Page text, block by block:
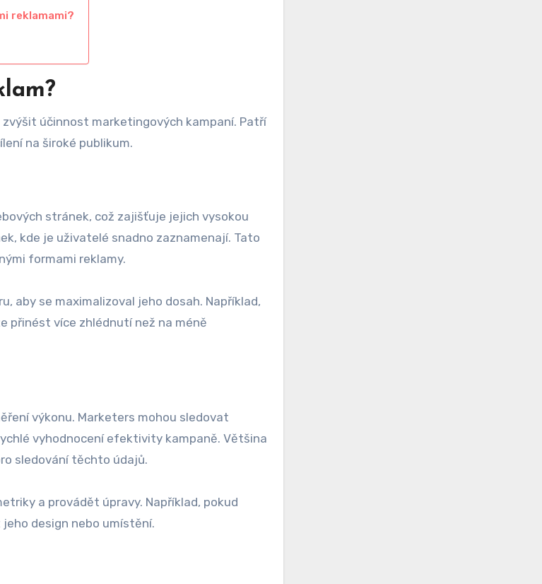
reklamami?
účinnost marketingových kampaní. Patří
na široké publikum.
stránek, což zajišťuje jejich vysokou
kde je uživatelé snadno zaznamenají. Tato
formami reklamy.
aby se maximalizoval jeho dosah. Například,
přinést více zhlédnutí než na méně
výkonu. Marketers mohou sledovat
vyhodnocení efektivity kampaně. Většina
sledování těchto údajů.
a provádět úpravy. Například, pokud
design nebo umístění.